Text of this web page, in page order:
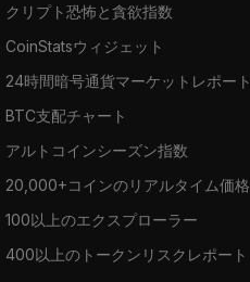
クリプト恐怖と貪欲指数
CoinStatsウィジェット
24時間暗号通貨マーケットレポート
BTC支配チャート
アルトコインシーズン指数
20,000+コインのリアルタイム価格
100以上のエクスプローラー
400以上のトークンリスクレポート